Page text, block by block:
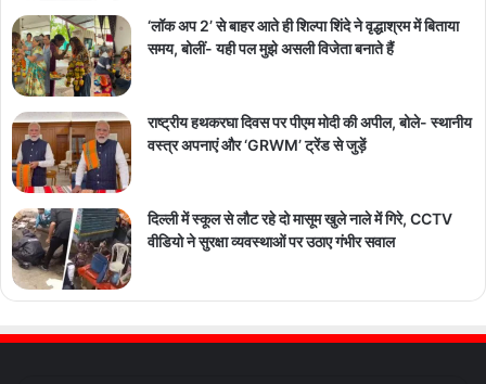
‘लॉक अप 2’ से बाहर आते ही शिल्पा शिंदे ने वृद्धाश्रम में बिताया
समय, बोलीं- यही पल मुझे असली विजेता बनाते हैं
राष्ट्रीय हथकरघा दिवस पर पीएम मोदी की अपील, बोले- स्थानीय
वस्त्र अपनाएं और ‘GRWM’ ट्रेंड से जुड़ें
दिल्ली में स्कूल से लौट रहे दो मासूम खुले नाले में गिरे, CCTV
वीडियो ने सुरक्षा व्यवस्थाओं पर उठाए गंभीर सवाल